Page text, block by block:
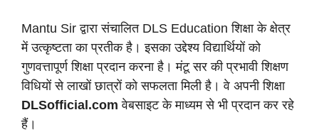
Mantu Sir द्वारा संचालित DLS Education शिक्षा के क्षेत्र
में उत्कृष्टता का प्रतीक है। इसका उद्देश्य विद्यार्थियों को
गुणवत्तापूर्ण शिक्षा प्रदान करना है। मंटू सर की प्रभावी शिक्षण
विधियों से लाखों छात्रों को सफलता मिली है। वे अपनी शिक्षा
DLSofficial.com वेबसाइट के माध्यम से भी प्रदान कर रहे
हैं।